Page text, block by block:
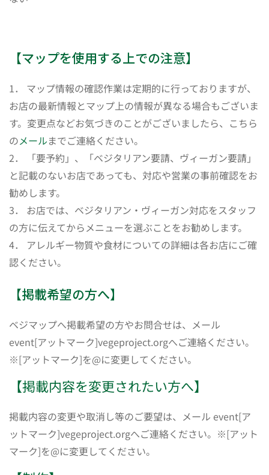
【マップを使用する上での注意】
1． マップ情報の確認作業は定期的に行っておりますが、
お店の最新情報とマップ上の情報が異なる場合もございま
す。変更点などお気づきのことがございましたら、こちら
のメールまでご連絡ください。
2． 「要予約」、「ベジタリアン要請、ヴィーガン要請」
と記載のないお店であっても、対応や営業の事前確認をお
勧めします。
3． お店では、ベジタリアン・ヴィーガン対応をスタッフ
の方に伝えてからメニューを選ぶことをお勧めします。
4． アレルギー物質や食材についての詳細は各お店にご確
認ください。
【掲載希望の方へ】
ベジマップへ掲載希望の方やお問合せは、メール
event[アットマーク]vegeproject.orgへご連絡ください。
※[アットマーク]を@に変更してください。
【掲載内容を変更されたい方へ】
掲載内容の変更や取消し等のご要望は、メール event[ア
ットマーク]vegeproject.orgへご連絡ください。※[アット
マーク]を@に変更してください。